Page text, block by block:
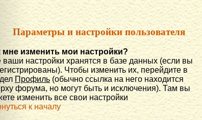
Параметры и настройки пользователя
мне изменить мои настройки?
ваши настройки хранятся в базе данных (если вы
Чтобы изменить их, перейдите в
Профиль(обычно ссылка на него находится
форума, но могут быть и исключения). Там вы
изменить все свои настройки
к началу